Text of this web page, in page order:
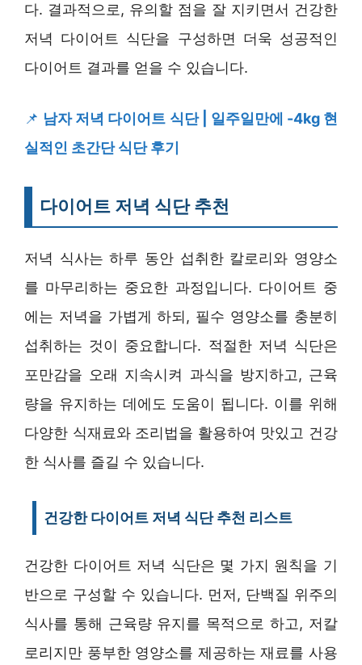
다. 결과적으로, 유의할 점을 잘 지키면서 건강한
저녁 다이어트 식단을 구성하면 더욱 성공적인
다이어트 결과를 얻을 수 있습니다.
📌 남자 저녁 다이어트 식단 | 일주일만에 -4kg 현
실적인 초간단 식단 후기
다이어트 저녁 식단 추천
저녁 식사는 하루 동안 섭취한 칼로리와 영양소
를 마무리하는 중요한 과정입니다. 다이어트 중
에는 저녁을 가볍게 하되, 필수 영양소를 충분히
섭취하는 것이 중요합니다. 적절한 저녁 식단은
포만감을 오래 지속시켜 과식을 방지하고, 근육
량을 유지하는 데에도 도움이 됩니다. 이를 위해
다양한 식재료와 조리법을 활용하여 맛있고 건강
한 식사를 즐길 수 있습니다.
건강한 다이어트 저녁 식단 추천 리스트
건강한 다이어트 저녁 식단은 몇 가지 원칙을 기
반으로 구성할 수 있습니다. 먼저, 단백질 위주의
식사를 통해 근육량 유지를 목적으로 하고, 저칼
로리지만 풍부한 영양소를 제공하는 재료를 사용